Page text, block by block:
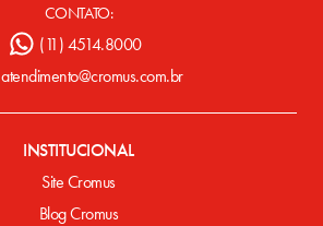
CONTATO:
(11) 4514.8000
atendimento@cromus.com.br
INSTITUCIONAL
Site Cromus
Blog Cromus